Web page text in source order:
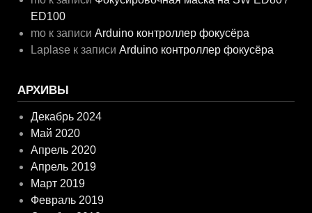
ED100
mo к записиArduino контроллер фокусёра
Laplase к записиArduino контроллер фокусёра
АРХИВЫ
Декабрь 2024
Май 2020
Апрель 2020
Апрель 2019
Март 2019
Февраль 2019